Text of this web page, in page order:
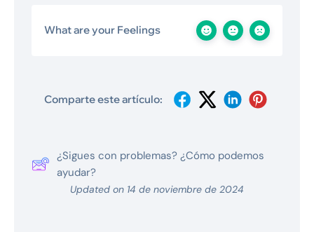
What are your Feelings
Comparte este artículo:
¿Sigues con problemas? ¿Cómo podemos
ayudar?
Updated on 14 de noviembre de 2024